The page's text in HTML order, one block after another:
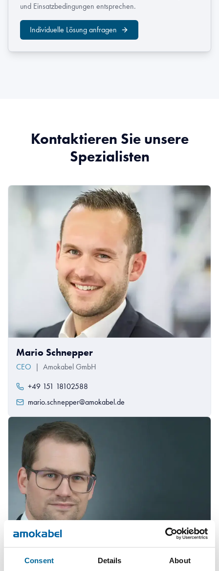
Consent Details About
und Einsatzbedingungen entsprechen.
Individuelle Lösung anfragen
Kontaktieren Sie unsere
Spezialisten
Mario Schnepper
CEO | Amokabel GmbH
+49 151 18102588
mario.schnepper@amokabel.de